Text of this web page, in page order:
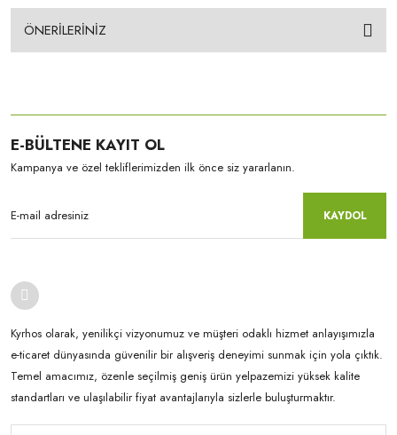
ÖNERİLERİNİZ
E-BÜLTENE KAYIT OL
Kampanya ve özel tekliflerimizden ilk önce siz yararlanın.
KAYDOL
Kyrhos olarak, yenilikçi vizyonumuz ve müşteri odaklı hizmet anlayışımızla
e-ticaret dünyasında güvenilir bir alışveriş deneyimi sunmak için yola çıktık.
Temel amacımız, özenle seçilmiş geniş ürün yelpazemizi yüksek kalite
standartları ve ulaşılabilir fiyat avantajlarıyla sizlerle buluşturmaktır.